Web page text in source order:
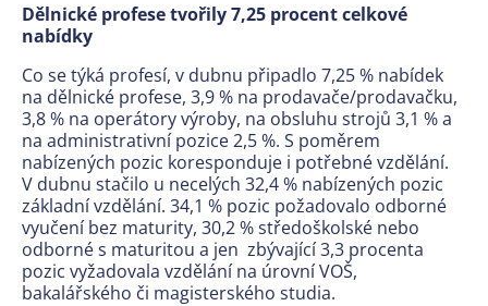
Dělnické profese tvořily 7,25 procent celkové
nabídky
Co se týká profesí, v dubnu připadlo 7,25 % nabídek
na dělnické profese, 3,9 % na prodavače/prodavačku,
3,8 % na operátory výroby, na obsluhu strojů 3,1 % a
na administrativní pozice 2,5 %. S poměrem
nabízených pozic koresponduje i potřebné vzdělání.
V dubnu stačilo u necelých 32,4 % nabízených pozic
základní vzdělání. 34,1 % pozic požadovalo odborné
vyučení bez maturity, 30,2 % středoškolské nebo
odborné s maturitou a jen zbývající 3,3 procenta
pozic vyžadovala vzdělání na úrovní VOŠ,
bakalářského či magisterského studia.